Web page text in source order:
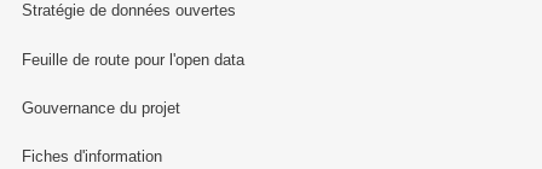
Stratégie de données ouvertes
Feuille de route pour l'open data
Gouvernance du projet
Fiches d'information